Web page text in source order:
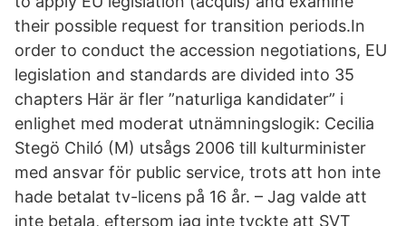
their possible request for transition periods.In
order to conduct the accession negotiations, EU
legislation and standards are divided into 35
chapters Här är fler ”naturliga kandidater” i
enlighet med moderat utnämningslogik: Cecilia
Stegö Chiló (M) utsågs 2006 till kulturminister
med ansvar för public service, trots att hon inte
hade betalat tv-licens på 16 år. – Jag valde att
inte betala, eftersom jag inte tyckte att SVT